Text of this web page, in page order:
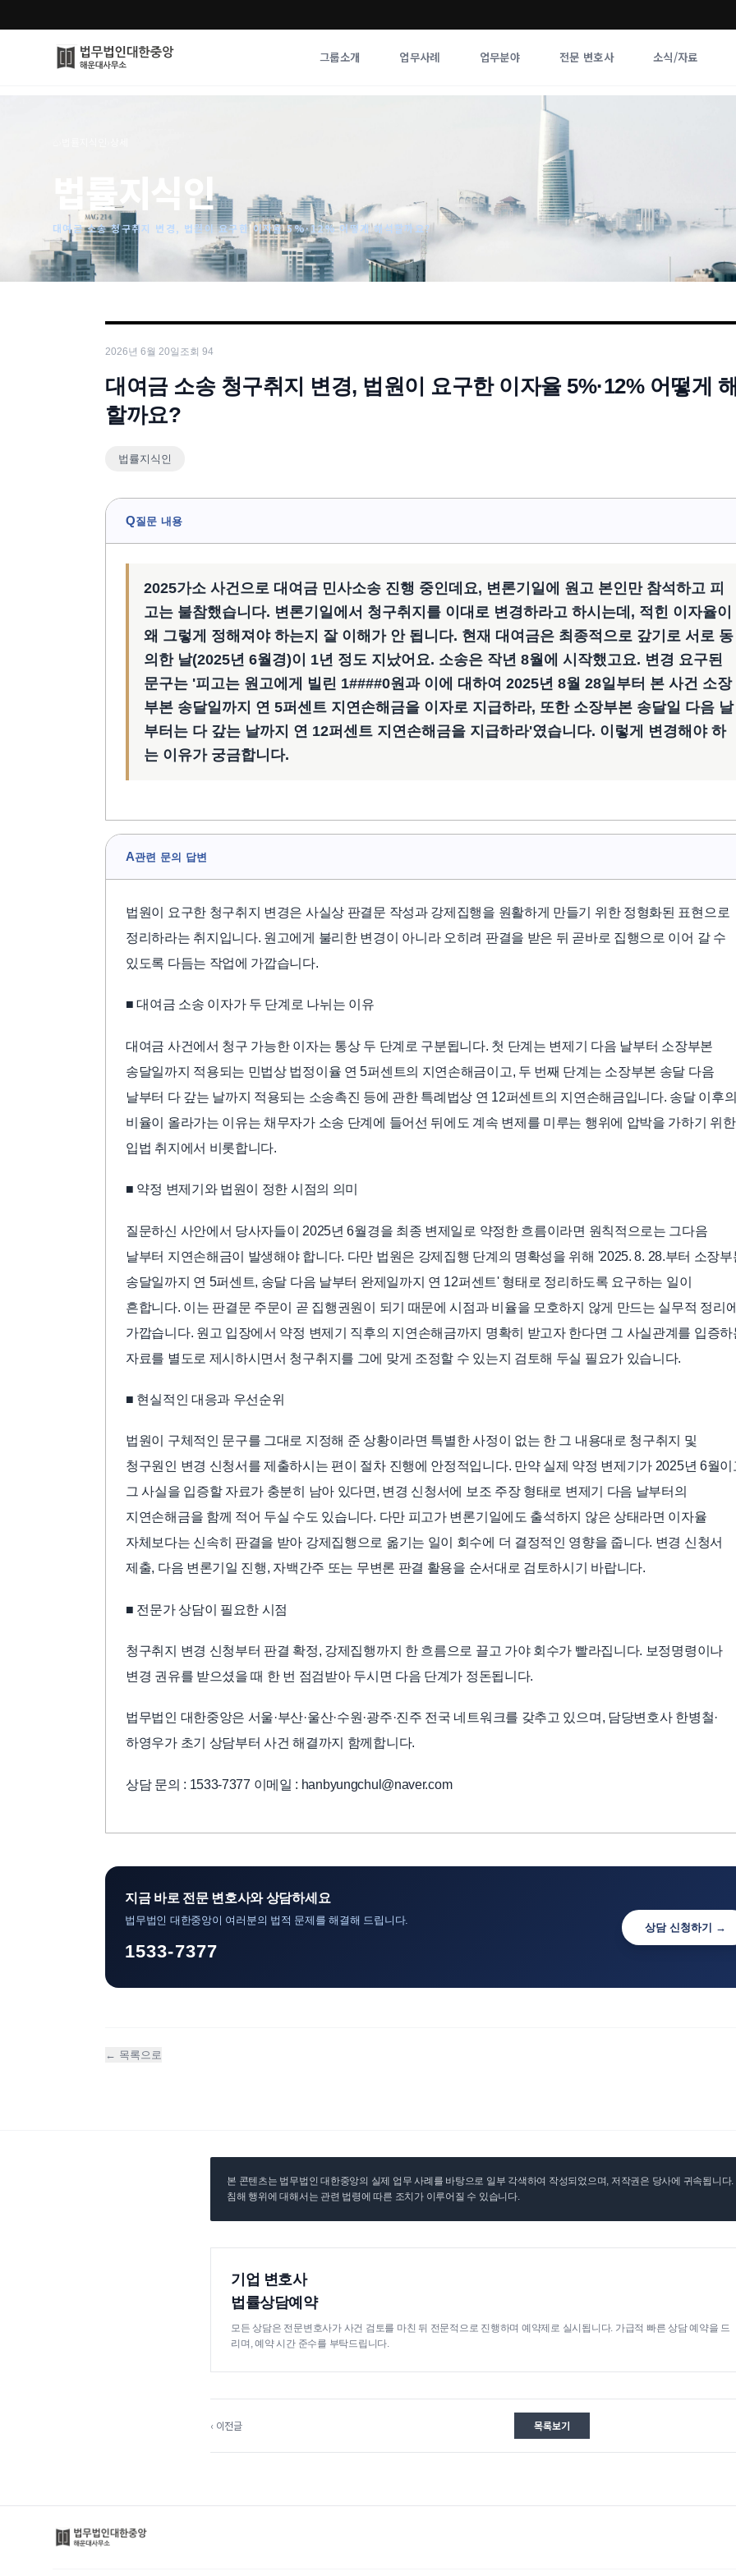
그룹소개 업무사례 업무분야 전문 변호사 소식/자료
사례분석/최신동향
법률정보
법률지식인
고객후기
법률지식인
대여금 소송 청구취지 변경, 법원이 요구한 이자율 5%·12% 어떻게 해석할까요?
2026년 6월 20일 조회 94
대여금 소송 청구취지 변경, 법원이 요구한 이자율 5%·12% 어떻게
할까요?
법률지식인
Q질문 내용
2025가소 사건으로 대여금 민사소송 진행 중인데요, 변론기일에 원고 본인만 참석하고 피
고는 불참했습니다. 변론기일에서 청구취지를 이대로 변경하라고 하시는데, 적힌 이자율이
왜 그렇게 정해져야 하는지 잘 이해가 안 됩니다. 현재 대여금은 최종적으로 갚기로 서로 동
의한 날(2025년 6월경)이 1년 정도 지났어요. 소송은 작년 8월에 시작했고요. 변경 요구된
문구는 '피고는 원고에게 빌린 1####0원과 이에 대하여 2025년 8월 28일부터 본 사건 소장
부본 송달일까지 연 5퍼센트 지연손해금을 이자로 지급하라, 또한 소장부본 송달일 다음 날
부터는 다 갚는 날까지 연 12퍼센트 지연손해금을 지급하라'였습니다. 이렇게 변경해야 하
는 이유가 궁금합니다.
A관련 문의 답변
법원이 요구한 청구취지 변경은 사실상 판결문 작성과 강제집행을 원활하게 만들기 위한 정형화된 표현으로
정리하라는 취지입니다. 원고에게 불리한 변경이 아니라 오히려 판결을 받은 뒤 곧바로 집행으로 이어 갈 수
있도록 다듬는 작업에 가깝습니다.
■ 대여금 소송 이자가 두 단계로 나뉘는 이유
대여금 사건에서 청구 가능한 이자는 통상 두 단계로 구분됩니다. 첫 단계는 변제기 다음 날부터 소장부본
송달일까지 적용되는 민법상 법정이율 연 5퍼센트의 지연손해금이고, 두 번째 단계는 소장부본 송달 다음
날부터 다 갚는 날까지 적용되는 소송촉진 등에 관한 특례법상 연 12퍼센트의 지연손해금입니다. 송달 이후의
비율이 올라가는 이유는 채무자가 소송 단계에 들어선 뒤에도 계속 변제를 미루는 행위에 압박을 가하기 위한
입법 취지에서 비롯합니다.
■ 약정 변제기와 법원이 정한 시점의 의미
질문하신 사안에서 당사자들이 2025년 6월경을 최종 변제일로 약정한 흐름이라면 원칙적으로는 그다음
날부터 지연손해금이 발생해야 합니다. 다만 법원은 강제집행 단계의 명확성을 위해 '2025. 8. 28.부터 소장부
송달일까지 연 5퍼센트, 송달 다음 날부터 완제일까지 연 12퍼센트' 형태로 정리하도록 요구하는 일이
흔합니다. 이는 판결문 주문이 곧 집행권원이 되기 때문에 시점과 비율을 모호하지 않게 만드는 실무적 정리에
가깝습니다. 원고 입장에서 약정 변제기 직후의 지연손해금까지 명확히 받고자 한다면 그 사실관계를 입증하
자료를 별도로 제시하시면서 청구취지를 그에 맞게 조정할 수 있는지 검토해 두실 필요가 있습니다.
■ 현실적인 대응과 우선순위
법원이 구체적인 문구를 그대로 지정해 준 상황이라면 특별한 사정이 없는 한 그 내용대로 청구취지 및
청구원인 변경 신청서를 제출하시는 편이 절차 진행에 안정적입니다. 만약 실제 약정 변제기가 2025년 6월이
그 사실을 입증할 자료가 충분히 남아 있다면, 변경 신청서에 보조 주장 형태로 변제기 다음 날부터의
지연손해금을 함께 적어 두실 수도 있습니다. 다만 피고가 변론기일에도 출석하지 않은 상태라면 이자율
자체보다는 신속히 판결을 받아 강제집행으로 옮기는 일이 회수에 더 결정적인 영향을 줍니다. 변경 신청서
제출, 다음 변론기일 진행, 자백간주 또는 무변론 판결 활용을 순서대로 검토하시기 바랍니다.
■ 전문가 상담이 필요한 시점
청구취지 변경 신청부터 판결 확정, 강제집행까지 한 흐름으로 끌고 가야 회수가 빨라집니다. 보정명령이나
변경 권유를 받으셨을 때 한 번 점검받아 두시면 다음 단계가 정돈됩니다.
법무법인 대한중앙은 서울·부산·울산·수원·광주·진주 전국 네트워크를 갖추고 있으며, 담당변호사 한병철·
하영우가 초기 상담부터 사건 해결까지 함께합니다.
상담 문의 : 1533-7377 이메일 : hanbyungchul@naver.com
지금 바로 전문 변호사와 상담하세요
법무법인 대한중앙이 여러분의 법적 문제를 해결해 드립니다.
1533-7377
상담 신청하기 →
← 목록으로
본 콘텐츠는 법무법인 대한중앙의 실제 업무 사례를 바탕으로 일부 각색하여 작성되었으며, 저작권은 당사에 귀속됩니다
침해 행위에 대해서는 관련 법령에 따른 조치가 이루어질 수 있습니다.
기업 변호사
법률상담예약
모든 상담은 전문변호사가 사건 검토를 마친 뒤 전문적으로 진행하며 예약제로 실시됩니다. 가급적 빠른 상담 예약을 드
리며, 예약 시간 준수를 부탁드립니다.
‹ 이전글 목록보기